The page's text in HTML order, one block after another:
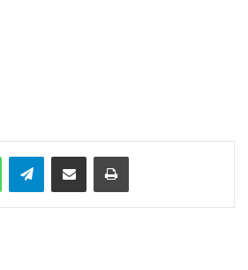
WhatsAppTelegramDelen via Email Print